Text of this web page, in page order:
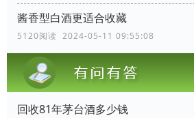
酱香型白酒更适合收藏
5120阅读 2024-05-11 09:55:08
回收81年茅台酒多少钱